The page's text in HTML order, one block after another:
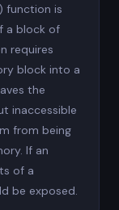
function is
a block of
requires
block into a
the
inaccessible
from being
If an
of a
be exposed.